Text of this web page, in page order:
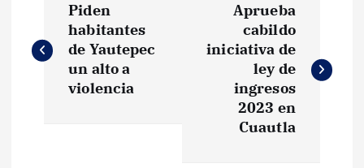
a
Piden
habitantes
de Yautepec
un alto a
violencia
Aprueba
cabildo
iniciativa de
ley de
ingresos
2023 en
Cuautla